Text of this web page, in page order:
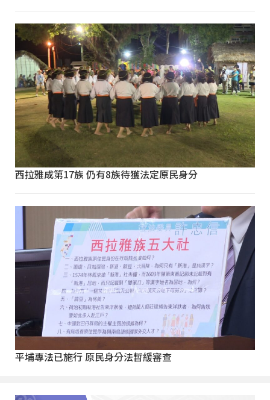
西拉雅成第17族 仍有8族待獲法定原民身分
平埔專法已施行 原民身分法暫緩審查